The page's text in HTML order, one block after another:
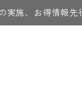
実施、お得情報先